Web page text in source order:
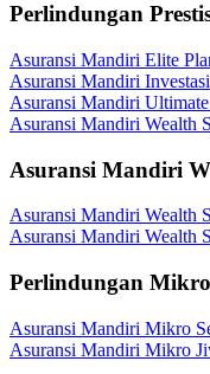
Perlindungan
Asuransi Mandiri Elite
Asuransi Mandiri
Asuransi Mandiri
Asuransi Mandiri Wealth
Asuransi Mandiri
Asuransi Mandiri Wealth
Asuransi Mandiri Wealth
Perlindungan Mikro
Asuransi Mandiri Mikro
Asuransi Mandiri Mikro